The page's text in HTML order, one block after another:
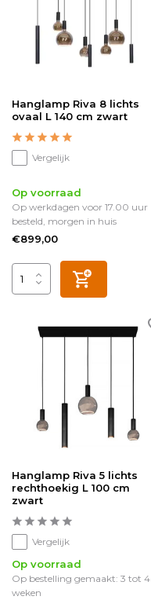
Hanglamp Riva 8 lichts
ovaal L 140 cm zwart
Vergelijk
Op voorraad
Op werkdagen voor 17.00 uur
besteld, morgen in huis
€899,00
Hanglamp Riva 5 lichts
rechthoekig L 100 cm
zwart
Vergelijk
Op voorraad
Op bestelling gemaakt: 3 tot 4
weken